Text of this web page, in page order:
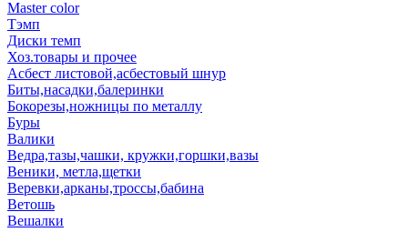
Master color
Тэмп
Диски темп
Хоз.товары и прочее
Асбест листовой,асбестовый шнур
Биты,насадки,балеринки
Бокорезы,ножницы по металлу
Буры
Валики
Ведра,тазы,чашки, кружки,горшки,вазы
Веники, метла,щетки
Веревки,арканы,троссы,бабина
Ветошь
Вешалки